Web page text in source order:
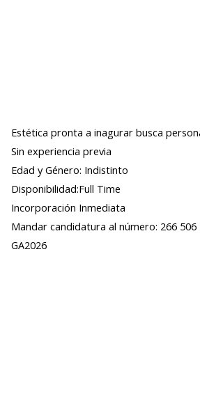
Estética pronta a inagurar busca
Sin experiencia previa
Edad y Género: Indistinto
Disponibilidad:Full Time
Incorporación Inmediata
Mandar candidatura al número: 266 506
GA2026